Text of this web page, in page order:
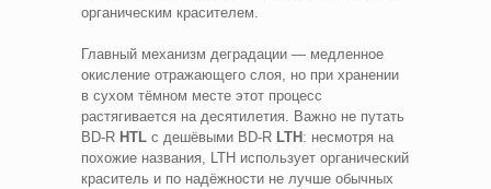
органическим красителем.
Главный механизм деградации — медленное
окисление отражающего слоя, но при хранении
в сухом тёмном месте этот процесс
растягивается на десятилетия. Важно не путать
BD-R HTL с дешёвыми BD-R LTH: несмотря на
похожие названия, LTH использует органический
краситель и по надёжности не лучше обычных